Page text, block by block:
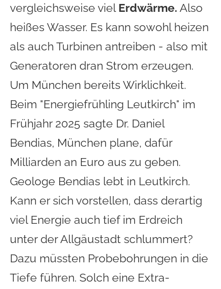
vergleichsweise viel Erdwärme. Also
heißes Wasser. Es kann sowohl heizen
als auch Turbinen antreiben - also mit
Generatoren dran Strom erzeugen.
Um München bereits Wirklichkeit.
Beim "Energiefrühling Leutkirch" im
Frühjahr 2025 sagte Dr. Daniel
Bendias, München plane, dafür
Milliarden an Euro aus zu geben.
Geologe Bendias lebt in Leutkirch.
Kann er sich vorstellen, dass derartig
viel Energie auch tief im Erdreich
unter der Allgäustadt schlummert?
Dazu müssten Probebohrungen in die
Tiefe führen. Solch eine Extra-